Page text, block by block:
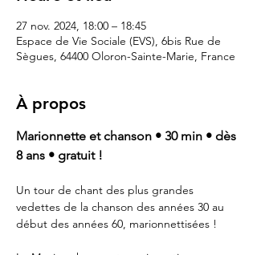
27 nov. 2024, 18:00 – 18:45
Espace de Vie Sociale (EVS), 6bis Rue de
Sègues, 64400 Oloron-Sainte-Marie, France
À propos
Marionnette et chanson • 30 min • dès
8 ans • gratuit !
Un tour de chant des plus grandes
vedettes de la chanson des années 30 au
début des années 60, marionnettisées !